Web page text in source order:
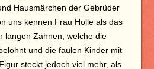
Hausmärchen der Gebrüder
uns kennen Frau Holle als das
langen Zähnen, welche die
und die faulen Kinder mit
steckt jedoch viel mehr, als